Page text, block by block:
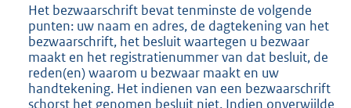
Het bezwaarschrift bevat tenminste de volgende
punten: uw naam en adres, de dagtekening van het
bezwaarschrift, het besluit waartegen u bezwaar
maakt en het registratienummer van dat besluit, de
reden(en) waarom u bezwaar maakt en uw
handtekening. Het indienen van een bezwaarschrift
schorst het genomen besluit niet. Indien onverwijlde